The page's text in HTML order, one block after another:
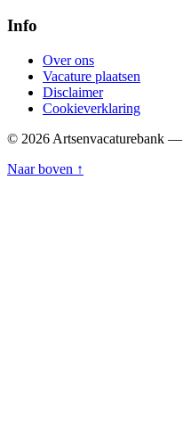
Info
Over ons
Vacature plaatsen
Disclaimer
Cookieverklaring
© 2026 Artsenvacaturebank
Naar boven ↑